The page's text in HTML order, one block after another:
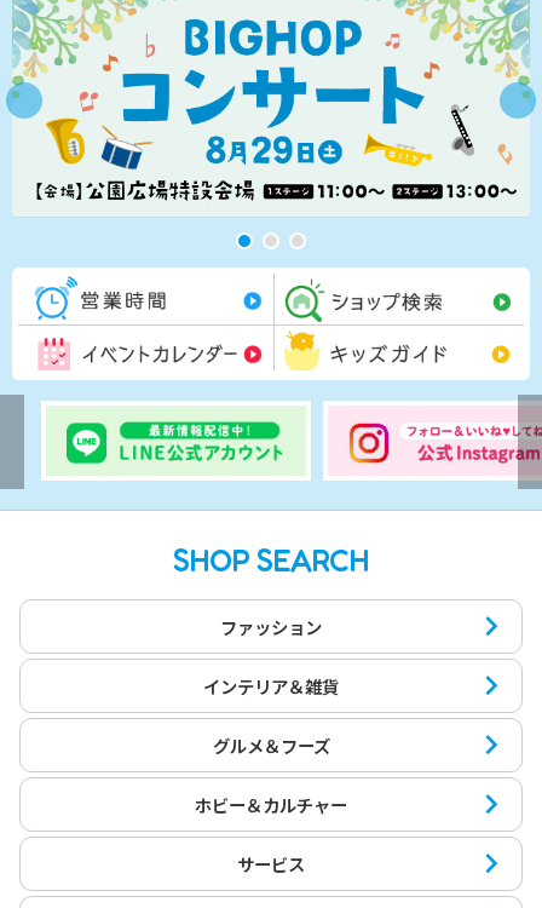
営業時間一覧
イベントカレンダー
SHOP SEARCH
ファッション
インテリア＆雑貨
グルメ＆フーズ
ホビー＆カルチャー
サービス